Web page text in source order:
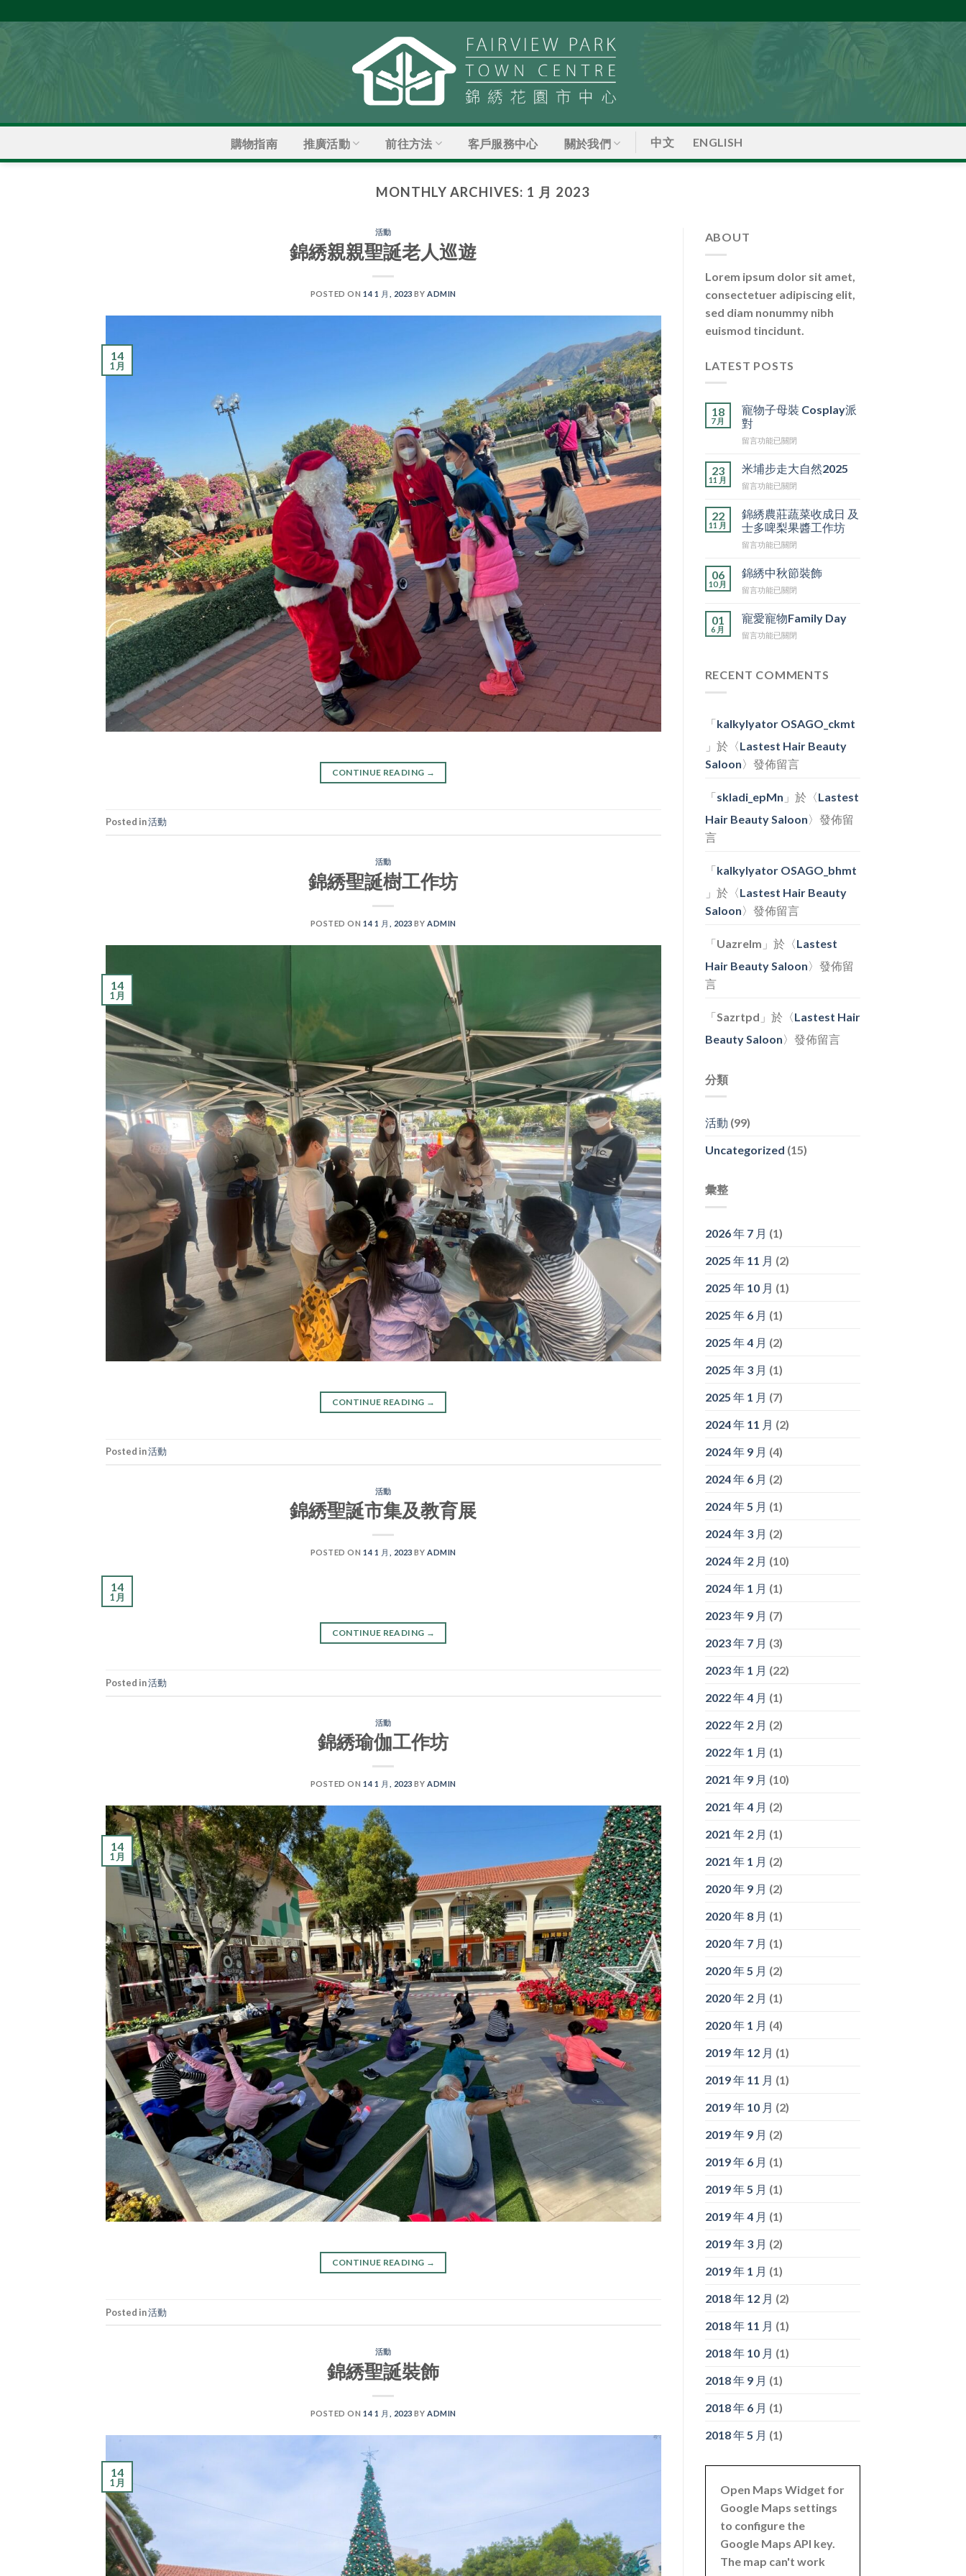
to
購物指南 推廣活動 前往方法 客戶服務中心 關於我們 中文 ENGLISH
MONTHLY ARCHIVES: 1 月 2023
活動
錦綉親親聖誕老人巡遊
POSTED ON14 1 月, 2023 BYADMIN
14
1 月
CONTINUE READING →
Posted in活動
活動
錦綉聖誕樹工作坊
POSTED ON14 1 月, 2023 BYADMIN
14
1 月
CONTINUE READING →
Posted in活動
活動
錦綉聖誕市集及教育展
POSTED ON14 1 月, 2023 BYADMIN
14
1 月
CONTINUE READING →
Posted in活動
活動
錦綉瑜伽工作坊
POSTED ON14 1 月, 2023 BYADMIN
14
1 月
CONTINUE READING →
Posted in活動
活動
錦綉聖誕裝飾
POSTED ON14 1 月, 2023 BYADMIN
14
1 月
ABOUT
Lorem ipsum dolor sit amet,
consectetuer adipiscing elit,
sed diam nonummy nibh
euismod tincidunt.
LATEST POSTS
18
7 月
寵物子母裝 Cosplay派
對
在
物
子
母
Cosplay
派
中
留言功能已關閉
23
11 月
米埔步走大自然2025
在
埔
步
走
大
然
中
留言功能已關閉
22
11 月
錦綉農莊蔬菜收成日 及
士多啤梨果醬工作坊
在
綉
農
莊
菜
成
士
果
工
作
留言功能已關閉
06
10 月
錦綉中秋節裝飾
在
綉
中
秋
飾〉
留言功能已關閉
01
6 月
寵愛寵物Family Day
在
寵
中
留言功能已關閉
RECENT COMMENTS
「kalkylyator OSAGO_ckmt
」於〈Lastest Hair Beauty
Saloon〉發佈留言
「skladi_epMn 」於〈Lastest
Hair Beauty Saloon〉發佈留
言
「kalkylyator OSAGO_bhmt
」於〈Lastest Hair Beauty
Saloon〉發佈留言
「Uazrelm 」於〈Lastest
Hair Beauty Saloon〉發佈留
言
「Sazrtpd 」於〈Lastest Hair
Beauty Saloon〉發佈留言
分類
活動 (99)
Uncategorized (15)
彙整
2026 年 7 月 (1)
2025 年 11 月 (2)
2025 年 10 月 (1)
2025 年 6 月 (1)
2025 年 4 月 (2)
2025 年 3 月 (1)
2025 年 1 月 (7)
2024 年 11 月 (2)
2024 年 9 月 (4)
2024 年 6 月 (2)
2024 年 5 月 (1)
2024 年 3 月 (2)
2024 年 2 月 (10)
2024 年 1 月 (1)
2023 年 9 月 (7)
2023 年 7 月 (3)
2023 年 1 月 (22)
2022 年 4 月 (1)
2022 年 2 月 (2)
2022 年 1 月 (1)
2021 年 9 月 (10)
2021 年 4 月 (2)
2021 年 2 月 (1)
2021 年 1 月 (2)
2020 年 9 月 (2)
2020 年 8 月 (1)
2020 年 7 月 (1)
2020 年 5 月 (2)
2020 年 2 月 (1)
2020 年 1 月 (4)
2019 年 12 月 (1)
2019 年 11 月 (1)
2019 年 10 月 (2)
2019 年 9 月 (2)
2019 年 6 月 (1)
2019 年 5 月 (1)
2019 年 4 月 (1)
2019 年 3 月 (2)
2019 年 1 月 (1)
2018 年 12 月 (2)
2018 年 11 月 (1)
2018 年 10 月 (1)
2018 年 9 月 (1)
2018 年 6 月 (1)
2018 年 5 月 (1)
Open Maps Widget for
Google Maps settings
to configure the
Google Maps API key.
The map can't work